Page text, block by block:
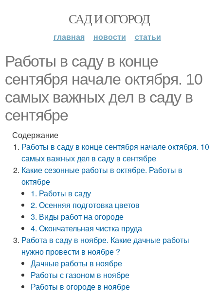
САД И ОГОРОД
главная новости статьи
Работы в саду в конце
сентября начале октября. 10
самых важных дел в саду в
сентябре
Содержание
Работы в саду в конце сентября начале октября. 10
самых важных дел в саду в сентябре
Какие сезонные работы в октябре. Работы в
октябре
1. Работы в саду
2. Осенняя подготовка цветов
3. Виды работ на огороде
4. Окончательная чистка пруда
Работа в саду в ноябре. Какие дачные работы
нужно провести в ноябре ?
Дачные работы в ноябре
Работы с газоном в ноябре
Работы в огороде в ноябре